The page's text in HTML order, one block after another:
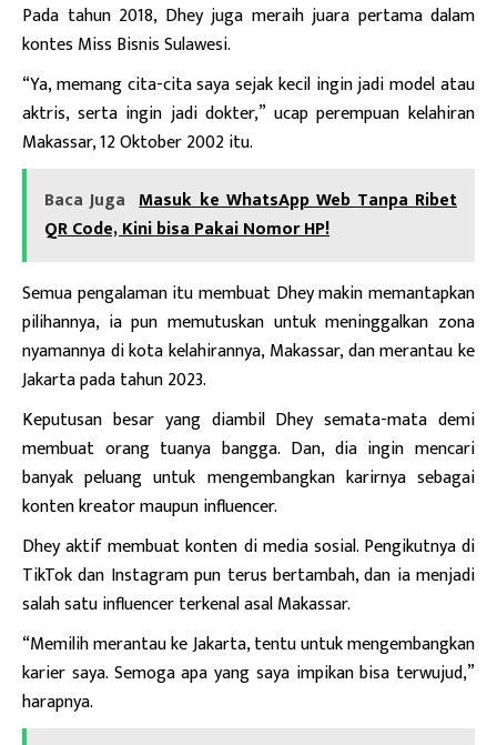
Pada tahun 2018, Dhey juga meraih juara pertama dalam
kontes Miss Bisnis Sulawesi.
“Ya, memang cita-cita saya sejak kecil ingin jadi model atau
aktris, serta ingin jadi dokter,” ucap perempuan kelahiran
Makassar, 12 Oktober 2002 itu.
Baca Juga Masuk ke WhatsApp Web Tanpa Ribet
QR Code, Kini bisa Pakai Nomor HP!
Semua pengalaman itu membuat Dhey makin memantapkan
pilihannya, ia pun memutuskan untuk meninggalkan zona
nyamannya di kota kelahirannya,Makassar, dan merantau ke
Jakarta pada tahun 2023.
Keputusan besar yang diambil Dhey semata-mata demi
membuat orang tuanya bangga. Dan, dia ingin mencari
banyak peluang untuk mengembangkan karirnya sebagai
konten kreator maupun influencer.
Dhey aktif membuat konten di media sosial. Pengikutnya di
TikTok dan Instagram pun terus bertambah, dan ia menjadi
salah satu influencer terkenal asal Makassar.
“Memilih merantau ke Jakarta, tentu untuk mengembangkan
karier saya. Semoga apa yang saya impikan bisa terwujud,”
harapnya.